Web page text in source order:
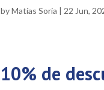
byMatías Soria | 22 Jun,
10% de